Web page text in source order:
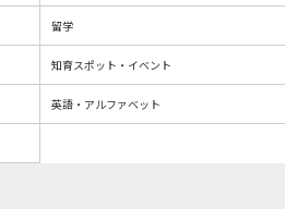
留学
知育スポット・イベント
英語・アルファベット